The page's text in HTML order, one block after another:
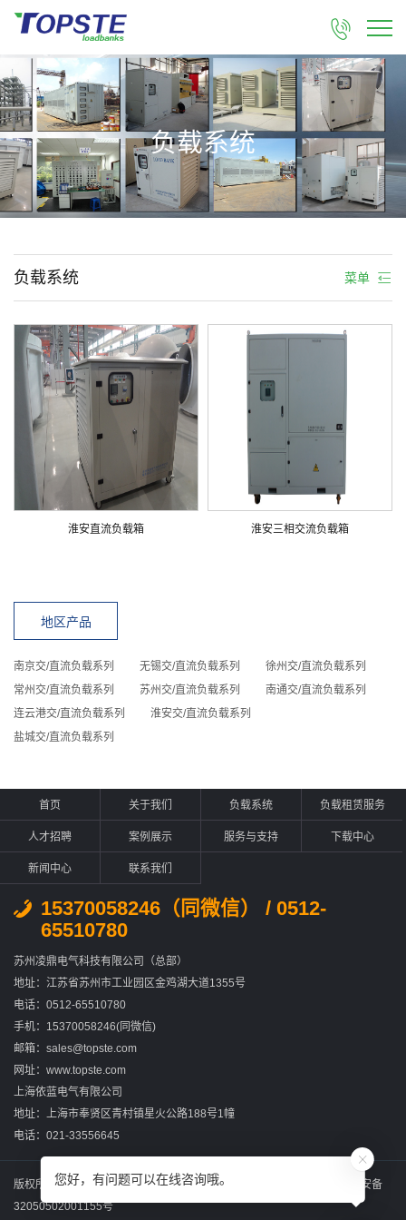

负载系统
菜单
负载系统
淮安直流负载箱 淮安三相交流负载箱
地区产品
南京交/直流负载系列 无锡交/直流负载系列
徐州交/直流负载系列
常州交/直流负载系列
苏州交/直流负载系列
南通交/直流负载系列
连云港交/直流负载系列
淮安交/直流负载系列
盐城交/直流负载系列
首页 关于我们 负载系统 负载租赁服务
人才招聘 案例展示 服务与支持 下载中心
新闻中心 联系我们
15370058246（同微信） / 0512-
65510780
苏州凌鼎电气科技有限公司（总部）
地址：江苏省苏州市工业园区金鸡湖大道1355号
电话：0512-65510780
手机：15370058246(同微信)
邮箱：sales@topste.com
网址：www.topste.com
上海依蓝电气有限公司
地址：上海市奉贤区青村镇星火公路188号1幢
电话：021-33556645
版权所有：苏州凌鼎电气科技有限公司苏ICP备2022031867号-2
苏公网安备
32050502001155号
您好，有问题可以在线咨询哦。